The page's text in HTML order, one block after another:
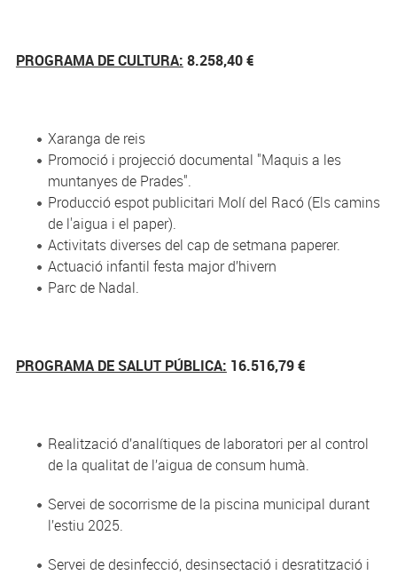
PROGRAMA DE CULTURA: 8.258,40 €
Xaranga de reis
Promoció i projecció documental "Maquis a les
muntanyes de Prades".
Producció espot publicitari Molí del Racó (Els camins
de l'aigua i el paper).
Activitats diverses del cap de setmana paperer.
Actuació infantil festa major d’hivern
Parc de Nadal.
PROGRAMA DE SALUT PÚBLICA: 16.516,79 €
Realització d’analítiques de laboratori per al control
de la qualitat de l’aigua de consum humà.
Servei de socorrisme de la piscina municipal durant
l’estiu 2025.
Servei de desinfecció, desinsectació i desratització i